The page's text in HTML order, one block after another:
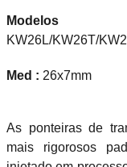
KW26L/KW26T/
Med : 26x7mm
As ponteiras de
mais rigorosos